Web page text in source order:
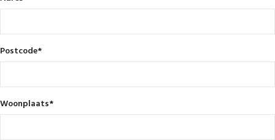
Postcode*
Woonplaats*